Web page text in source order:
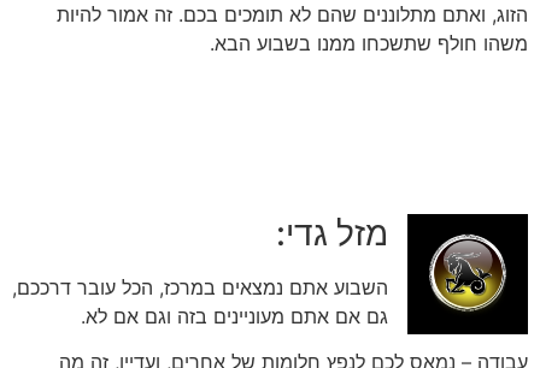
הזוג, ואתם מתלוננים שהם לא תומכים בכם. זה אמור להיות
משהו חולף שתשכחו ממנו בשבוע הבא.
מזל גדי:
השבוע אתם נמצאים במרכז, הכל עובר דרככם,
גם אם אתם מעוניינים בזה וגם אם לא.
עבודה – נמאס לכם לנפץ חלומות של אחרים, ועדיין, זה מה